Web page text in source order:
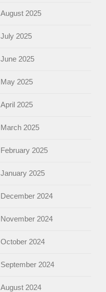
August 2025
July 2025
June 2025
May 2025
April 2025
March 2025
February 2025
January 2025
December 2024
November 2024
October 2024
September 2024
August 2024